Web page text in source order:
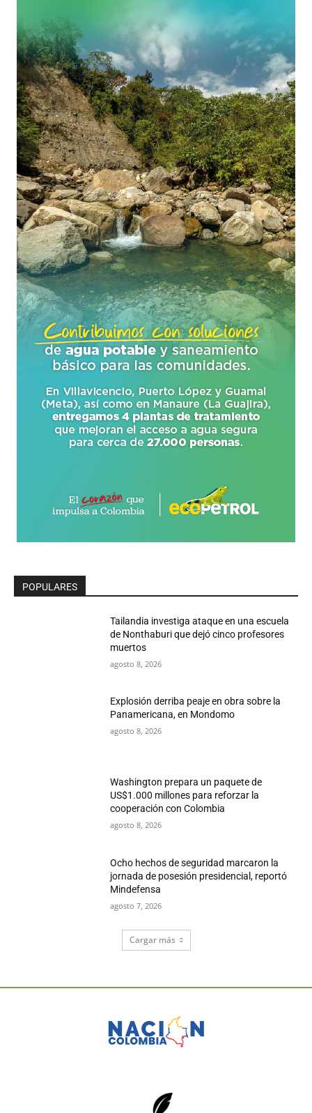
POPULARES
Tailandia investiga ataque en una escuela
de Nonthaburi que dejó cinco profesores
muertos
agosto 8, 2026
Explosión derriba peaje en obra sobre la
Panamericana, en Mondomo
agosto 8, 2026
Washington prepara un paquete de
US$1.000 millones para reforzar la
cooperación con Colombia
agosto 8, 2026
Ocho hechos de seguridad marcaron la
jornada de posesión presidencial, reportó
Mindefensa
agosto 7, 2026
Cargar más